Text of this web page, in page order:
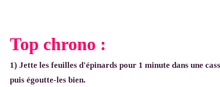
Top chrono :
1) Jette les feuilles d'épinards pour 1 minute dans une
puis égoutte-les bien.